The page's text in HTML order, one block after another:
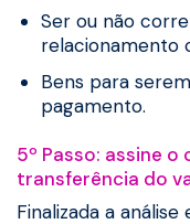
Ser ou não
relacionamento
Bens para
pagamento.
5º Passo: assine
transferência do
Finalizada a